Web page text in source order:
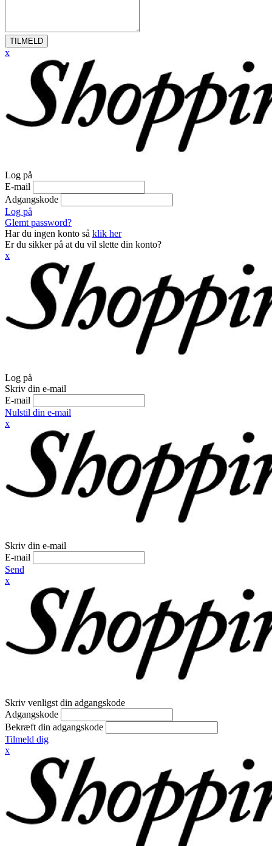
TILMELD
x
Log på
E-mail
Adgangskode
Log på
Glemt password?
Har du ingen konto så klik her
Er du sikker på at du vil slette din konto?
x
Log på
Skriv din e-mail
E-mail
Nulstil din e-mail
x
Skriv din e-mail
E-mail
Send
x
Skriv venligst din adgangskode
Adgangskode
Bekræft din adgangskode
Tilmeld dig
x